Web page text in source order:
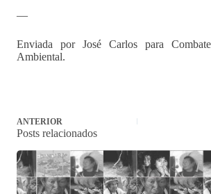
—
Enviada por José Carlos para
Ambiental.
ANTERIOR
Posts relacionados